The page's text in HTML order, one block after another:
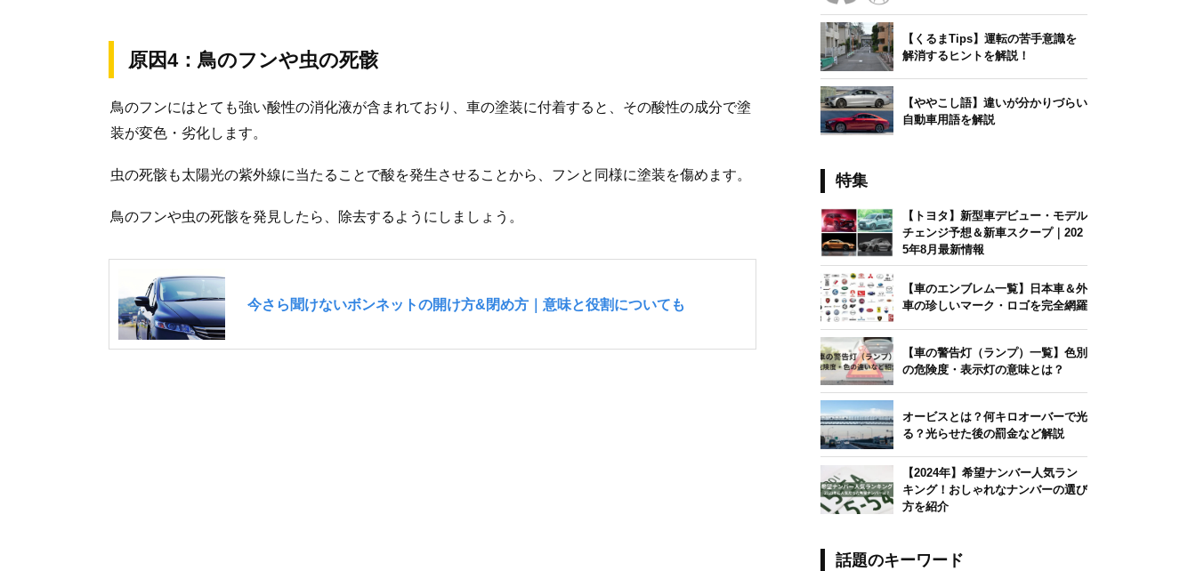
原因4：鳥のフンや虫の死骸
鳥のフンにはとても強い酸性の消化液が含まれており、車の塗装に付着すると、その酸性の成分で塗
装が変色・劣化します。
虫の死骸も太陽光の紫外線に当たることで酸を発生させることから、フンと同様に塗装を傷めます。
鳥のフンや虫の死骸を発見したら、除去するようにしましょう。
【くるまTips】運転の苦手意識を
解消するヒントを解説！
【ややこし語】違いが分かりづらい
自動車用語を解説
特集
【トヨタ】新型車デビュー・モデル
チェンジ予想＆新車スクープ｜202
5年8月最新情報
【車のエンブレム一覧】日本車＆外
車の珍しいマーク・ロゴを完全網羅
【車の警告灯（ランプ）一覧】色別
の危険度・表示灯の意味とは？
オービスとは？何キロオーバーで光
る？光らせた後の罰金など解説
【2024年】希望ナンバー人気ラン
キング！おしゃれなナンバーの選び
方を紹介
話題のキーワード